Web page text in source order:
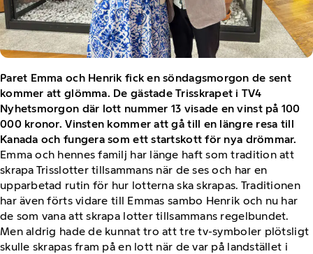
Paret Emma och Henrik fick en söndagsmorgon de sent
kommer att glömma. De gästade Trisskrapet i TV4
Nyhetsmorgon där lott nummer 13 visade en vinst på 100
000 kronor. Vinsten kommer att gå till en längre resa till
Kanada och fungera som ett startskott för nya drömmar.
Emma och hennes familj har länge haft som tradition att
skrapa Trisslotter tillsammans när de ses och har en
upparbetad rutin för hur lotterna ska skrapas. Traditionen
har även förts vidare till Emmas sambo Henrik och nu har
de som vana att skrapa lotter tillsammans regelbundet.
Men aldrig hade de kunnat tro att tre tv-symboler plötsligt
skulle skrapas fram på en lott när de var på landstället i